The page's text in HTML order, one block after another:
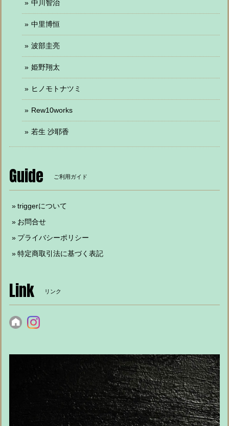
中川智治
中里博恒
波部圭亮
姫野翔太
ヒノモトナツミ
Rew10works
若生 沙耶香
Guide ご利用ガイド
triggerについて
お問合せ
プライバシーポリシー
特定商取引法に基づく表記
Link リンク